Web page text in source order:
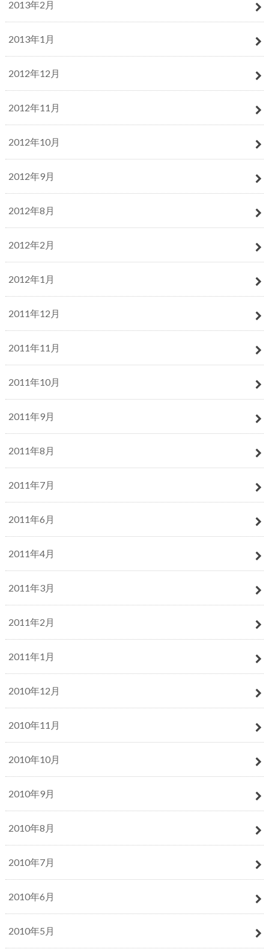
2013年2月
2013年1月
2012年12月
2012年11月
2012年10月
2012年9月
2012年8月
2012年2月
2012年1月
2011年12月
2011年11月
2011年10月
2011年9月
2011年8月
2011年7月
2011年6月
2011年4月
2011年3月
2011年2月
2011年1月
2010年12月
2010年11月
2010年10月
2010年9月
2010年8月
2010年7月
2010年6月
2010年5月